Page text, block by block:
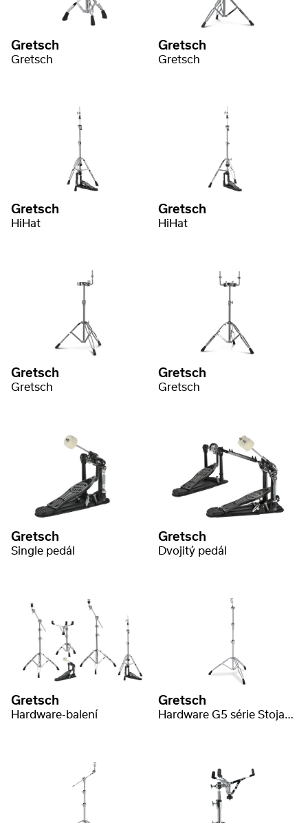
Gretsch
Gretsch
Gretsch
Gretsch
Gretsch
HiHat
Gretsch
HiHat
Gretsch
Gretsch
Gretsch
Gretsch
Gretsch
Single pedál
Gretsch
Dvojitý pedál
Gretsch
Hardware-balení
Gretsch
Hardware G5 série Stojan na činely